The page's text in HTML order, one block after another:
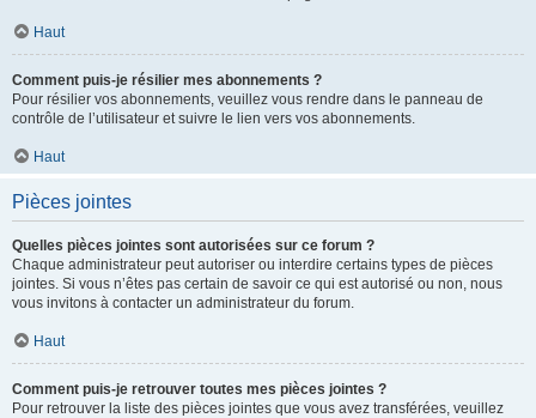
Haut
Comment puis-je résilier mes abonnements ?
Pour résilier vos abonnements, veuillez vous rendre dans le panneau de
contrôle de l’utilisateur et suivre le lien vers vos abonnements.
Haut
Pièces jointes
Quelles pièces jointes sont autorisées sur ce forum ?
Chaque administrateur peut autoriser ou interdire certains types de pièces
jointes. Si vous n’êtes pas certain de savoir ce qui est autorisé ou non, nous
vous invitons à contacter un administrateur du forum.
Haut
Comment puis-je retrouver toutes mes pièces jointes ?
Pour retrouver la liste des pièces jointes que vous avez transférées, veuillez